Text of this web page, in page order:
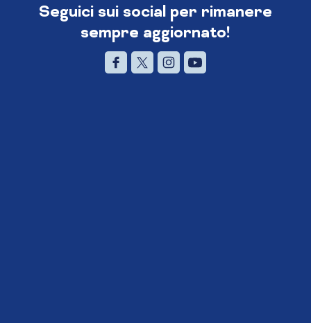
Seguici sui social per rimanere
sempre aggiornato!